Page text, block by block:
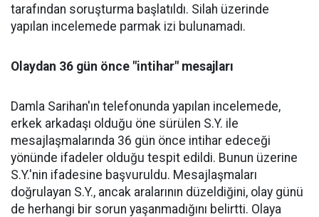
tarafından soruşturma başlatıldı. Silah üzerinde
yapılan incelemede parmak izi bulunamadı.
Olaydan 36 gün önce "intihar" mesajları
Damla Sarihan'ın telefonunda yapılan incelemede,
erkek arkadaşı olduğu öne sürülen S.Y. ile
mesajlaşmalarında 36 gün önce intihar edeceği
yönünde ifadeler olduğu tespit edildi. Bunun üzerine
S.Y.'nin ifadesine başvuruldu. Mesajlaşmaları
doğrulayan S.Y., ancak aralarının düzeldiğini, olay günü
de herhangi bir sorun yaşanmadığını belirtti. Olaya